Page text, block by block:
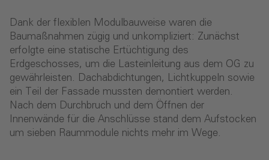
Dank der flexiblen Modulbauweise waren die
Baumaßnahmen zügig und unkompliziert: Zunächst
erfolgte eine statische Ertüchtigung des
Erdgeschosses, um die Lasteinleitung aus dem OG zu
gewährleisten. Dachabdichtungen, Lichtkuppeln sowie
ein Teil der Fassade mussten demontiert werden.
Nach dem Durchbruch und dem Öffnen der
Innenwände für die Anschlüsse stand dem Aufstocken
um sieben Raummodule nichts mehr im Wege.